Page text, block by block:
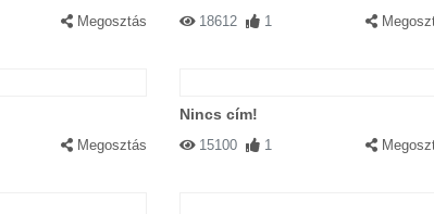
Megosztás 18612 1
Megosztás
Nincs cím!
15100 1